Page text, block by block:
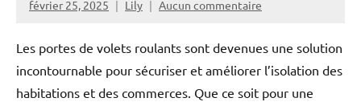
février 25, 2025 Lily Aucun commentaire
Les portes de volets roulants sont devenues une solution
incontournable pour sécuriser et améliorer l’isolation des
habitations et des commerces. Que ce soit pour une